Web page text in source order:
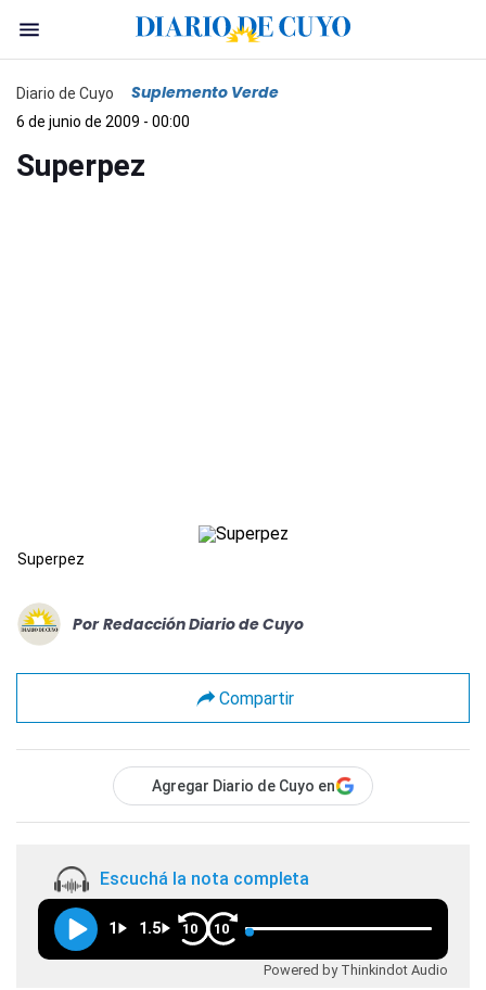
Diario de Cuyo Suplemento Verde
6 de junio de 2009 - 00:00
Superpez
Superpez
Por Redacción Diario de Cuyo
Compartir
Agregar Diario de Cuyo en
Escuchá la nota completa
1 1.5 10 10
Powered by Thinkindot Audio